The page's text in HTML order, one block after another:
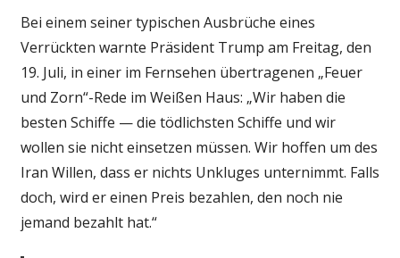
Bei einem seiner typischen Ausbrüche eines
Verrückten warnte Präsident Trump am Freitag, den
19. Juli, in einer im Fernsehen übertragenen „Feuer
und Zorn“-Rede im Weißen Haus: „Wir haben die
besten Schiffe — die tödlichsten Schiffe und wir
wollen sie nicht einsetzen müssen. Wir hoffen um des
Iran Willen, dass er nichts Unkluges unternimmt. Falls
doch, wird er einen Preis bezahlen, den noch nie
jemand bezahlt hat.“